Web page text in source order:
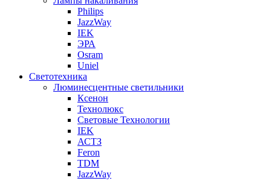
Philips
JazzWay
IEK
ЭРА
Osram
Uniel
Светотехника
Люминесцентные светильники
Ксенон
Технолюкс
Световые Технологии
IEK
АСТЗ
Feron
TDM
JazzWay